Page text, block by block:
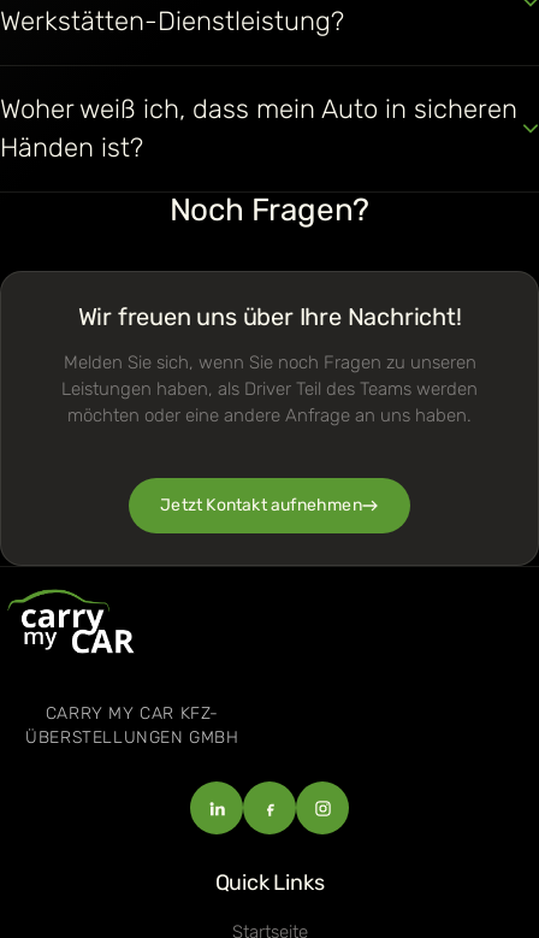
Werkstätten-Dienstleistung?
Woher weiß ich, dass mein Auto in sicheren
Händen ist?
Noch Fragen?
Wir freuen uns über Ihre Nachricht!
Melden Sie sich, wenn Sie noch Fragen zu unseren
Leistungen haben, als Driver Teil des Teams werden
möchten oder eine andere Anfrage an uns haben.
Jetzt Kontakt aufnehmen
CARRY MY CAR KFZ-
ÜBERSTELLUNGEN GMBH
Quick Links
Startseite